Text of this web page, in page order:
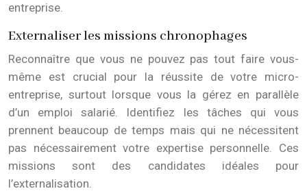
entreprise.
Externaliser les missions chronophages
Reconnaître que vous ne pouvez pas tout faire vous-
même est crucial pour la réussite de votre micro-
entreprise, surtout lorsque vous la gérez en parallèle
d’un emploi salarié. Identifiez les tâches qui vous
prennent beaucoup de temps mais qui ne nécessitent
pas nécessairement votre expertise personnelle. Ces
missions sont des candidates idéales pour
l’externalisation.